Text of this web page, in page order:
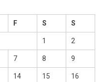
F S S
1 2
7 8 9
14 15 16